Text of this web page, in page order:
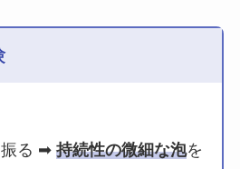
振る ➡ 持続性の微細な泡を